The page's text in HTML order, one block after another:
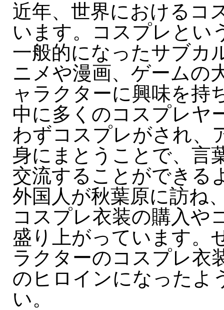
近年、世界におけるコ
います。コスプレとい
一般的になったサブカ
ニメや漫画、ゲームの
ャラクターに興味を持
中に多くのコスプレヤ
わずコスプレがされ、
身にまとうことで、言
交流することができる
外国人が秋葉原に訪ね
コスプレ衣装の購入や
盛り上がっています。
ラクターのコスプレ衣
のヒロインになったよ
い。